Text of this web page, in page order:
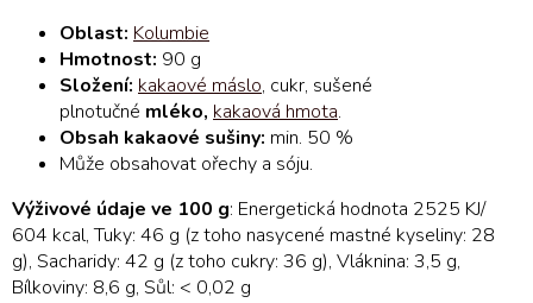
Oblast: Kolumbie
Hmotnost: 90 g
Složení: kakaové máslo, cukr, sušené
plnotučné mléko, kakaová hmota.
Obsah kakaové sušiny: min. 50 %
Může obsahovat ořechy a sóju.
Výživové údaje ve 100 g: Energetická hodnota 2525 KJ/
604 kcal, Tuky: 46 g (z toho nasycené mastné kyseliny: 28
g), Sacharidy: 42 g (z toho cukry: 36 g), Vláknina: 3,5 g,
Bílkoviny: 8,6 g, Sůl: < 0,02 g